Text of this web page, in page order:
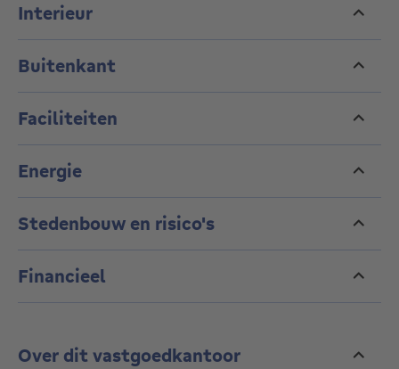
Interieur
Buitenkant
Faciliteiten
Energie
Stedenbouw en risico's
Financieel
Over dit vastgoedkantoor